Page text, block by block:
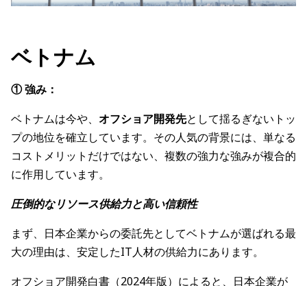
ベトナム
① 強み：
ベトナムは今や、 オフショア開発先として揺るぎないトッ
プの地位を確立しています。その人気の背景には、単なる
コストメリットだけではない、複数の強力な強みが複合的
に作用しています。
圧倒的なリソース供給力と高い信頼性
まず、日本企業からの委託先としてベトナムが選ばれる最
大の理由は、安定したIT人材の供給力にあります。
オフショア開発白書（2024年版）によると、日本企業が